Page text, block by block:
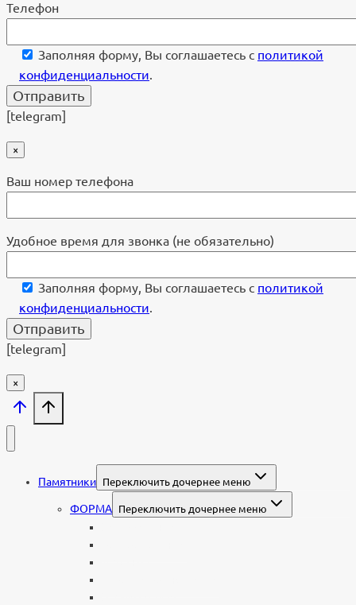
Телефон
Заполняя форму, Вы соглашаетесь с политикой
конфиденциальности.
[telegram]
×
Ваш номер телефона
Удобное время для звонка (не обязательно)
Заполняя форму, Вы соглашаетесь с политикой
конфиденциальности.
[telegram]
×
Памятники Переключить дочернее меню
ФОРМА Переключить дочернее меню